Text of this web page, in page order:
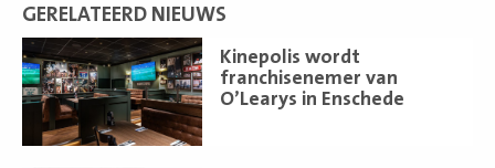
GERELATEERD NIEUWS
Kinepolis wordt
franchisenemer van
O’Learys in Enschede
Lees
meer